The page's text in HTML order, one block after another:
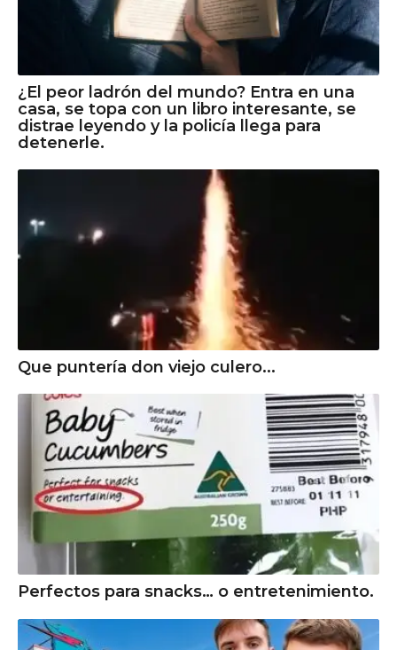
¿El peor ladrón del mundo? Entra en una
casa, se topa con un libro interesante, se
distrae leyendo y la policía llega para
detenerle.
Que puntería don viejo culero...
Perfectos para snacks… o entretenimiento.